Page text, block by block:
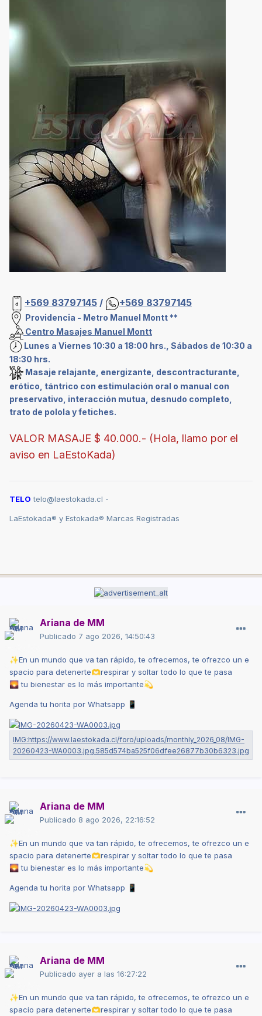
+569 83797145 / +569 83797145
Providencia - Metro Manuel Montt **
Centro Masajes Manuel Montt
Lunes a Viernes 10:30 a 18:00 hrs., Sábados de 10:30 a
18:30 hrs.
Masaje relajante, energizante, descontracturante,
erótico, tántrico con estimulación oral o manual con
preservativo, interacción mutua, desnudo completo,
trato de polola y fetiches.
VALOR MASAJE $ 40.000.- (Hola, llamo por el
aviso en LaEstoKada)
TELO telo@laestokada.cl -
LaEstokada® y Estokada® Marcas Registradas
Ariana de MM
Publicado 7 ago 2026, 14:50:43
✨En un mundo que va tan rápido, te ofrecemos, te ofrezco un e
spacio para detenerte🫶respirar y soltar todo lo que te pasa
🌄 tu bienestar es lo más importante💫
Agenda tu horita por Whatsapp 📱
Ariana de MM
Publicado 8 ago 2026, 22:16:52
✨En un mundo que va tan rápido, te ofrecemos, te ofrezco un e
spacio para detenerte🫶respirar y soltar todo lo que te pasa
🌄 tu bienestar es lo más importante💫
Agenda tu horita por Whatsapp 📱
Ariana de MM
Publicado ayer a las 16:27:22
✨En un mundo que va tan rápido, te ofrecemos, te ofrezco un e
spacio para detenerte🫶respirar y soltar todo lo que te pasa